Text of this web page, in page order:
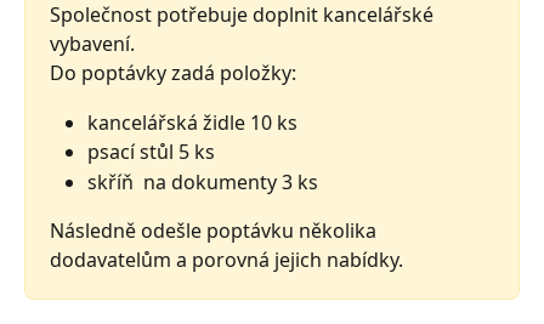
Společnost potřebuje doplnit kancelářské
vybavení.
Do poptávky zadá položky:
kancelářská židle 10 ks
psací stůl 5 ks
skříň  na dokumenty 3 ks
Následně odešle poptávku několika
dodavatelům a porovná jejich nabídky.